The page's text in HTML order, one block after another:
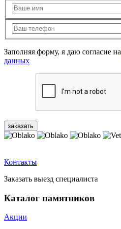
Заполняя форму, я даю согласие на
данных
Контакты
Заказать выезд специалиста
Каталог памятников
Акции